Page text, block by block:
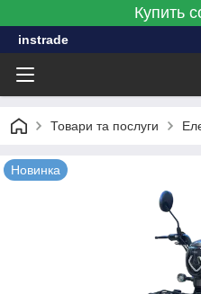
Купить
instrade
Товари та послуги
Новинка